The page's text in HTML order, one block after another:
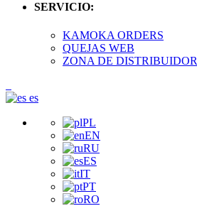
SERVICIO:
KAMOKA ORDERS
QUEJAS WEB
ZONA DE DISTRIBUIDOR
es
PL
EN
RU
ES
IT
PT
RO